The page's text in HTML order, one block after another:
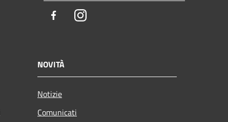
FacebookInstagram
NOVITÀ
Notizie
Comunicati